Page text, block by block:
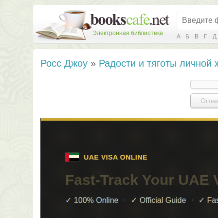
Электронная библиотека А Б В Г Д
Росс Джоу» Радости и тяготы личной